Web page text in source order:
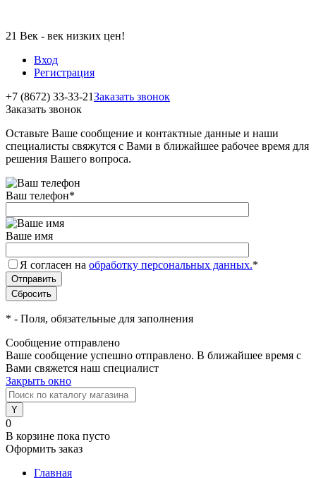
21 Век - век низких цен!
Вход
Регистрация
+7 (8672) 33-33-21Заказать звонок
Заказать звонок
Оставьте Ваше сообщение и контактные данные и наши
специалисты свяжутся с Вами в ближайшее рабочее время для
решения Вашего вопроса.
Ваш телефон*
Ваше имя
Я согласен на обработку персональных данных.*
* - Поля, обязательные для заполнения
Сообщение отправлено
Ваше сообщение успешно отправлено. В ближайшее время с
Вами свяжется наш специалист
Закрыть окно
0
В корзине пока пусто
Оформить заказ
Главная